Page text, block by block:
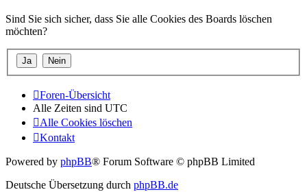
Sind Sie sich sicher, dass Sie alle Cookies des Boards löschen
möchten?
Foren-Übersicht
Alle Zeiten sind UTC
Alle Cookies löschen
Kontakt
Powered by phpBB® Forum Software © phpBB Limited
Deutsche Übersetzung durch phpBB.de